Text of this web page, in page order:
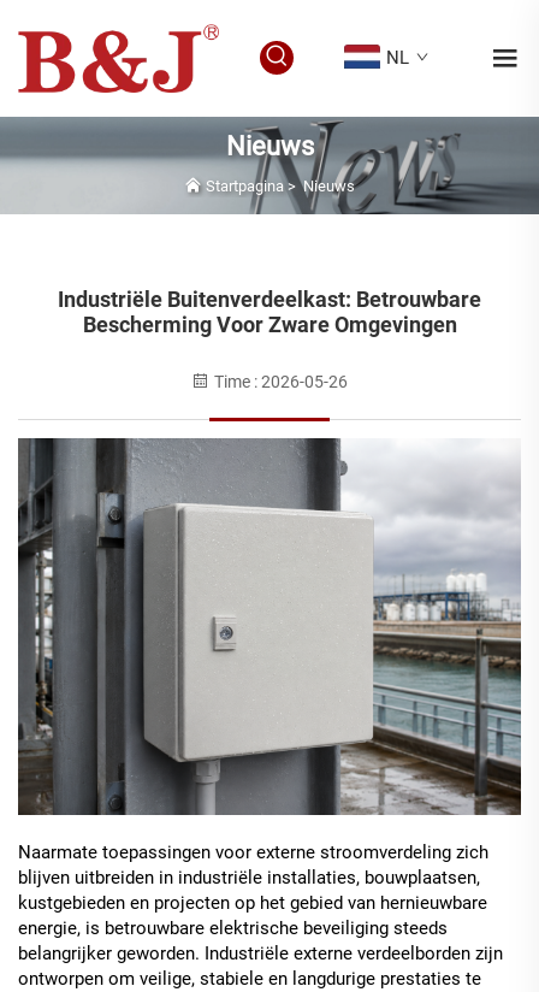
NL
Nieuws
Startpagina >Nieuws
Industriële Buitenverdeelkast: Betrouwbare
Bescherming Voor Zware Omgevingen
Time : 2026-05-26
Naarmate toepassingen voor externe stroomverdeling zich
blijven uitbreiden in industriële installaties, bouwplaatsen,
kustgebieden en projecten op het gebied van hernieuwbare
energie, is betrouwbare elektrische beveiliging steeds
belangrijker geworden. Industriële externe verdeelborden zijn
ontworpen om veilige, stabiele en langdurige prestaties te